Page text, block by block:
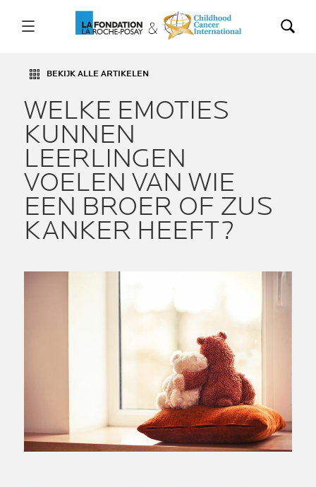
BEKIJK ALLE ARTIKELEN
WELKE EMOTIES
KUNNEN
LEERLINGEN
VOELEN VAN WIE
EEN BROER OF ZUS
KANKER HEEFT?